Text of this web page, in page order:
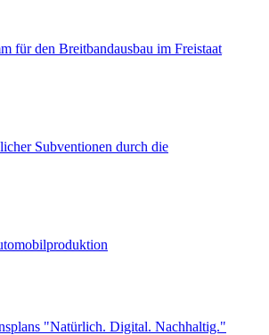
für den Breitbandausbau im Freistaat
Subventionen durch die
"Natürlich. Digital. Nachhaltig."